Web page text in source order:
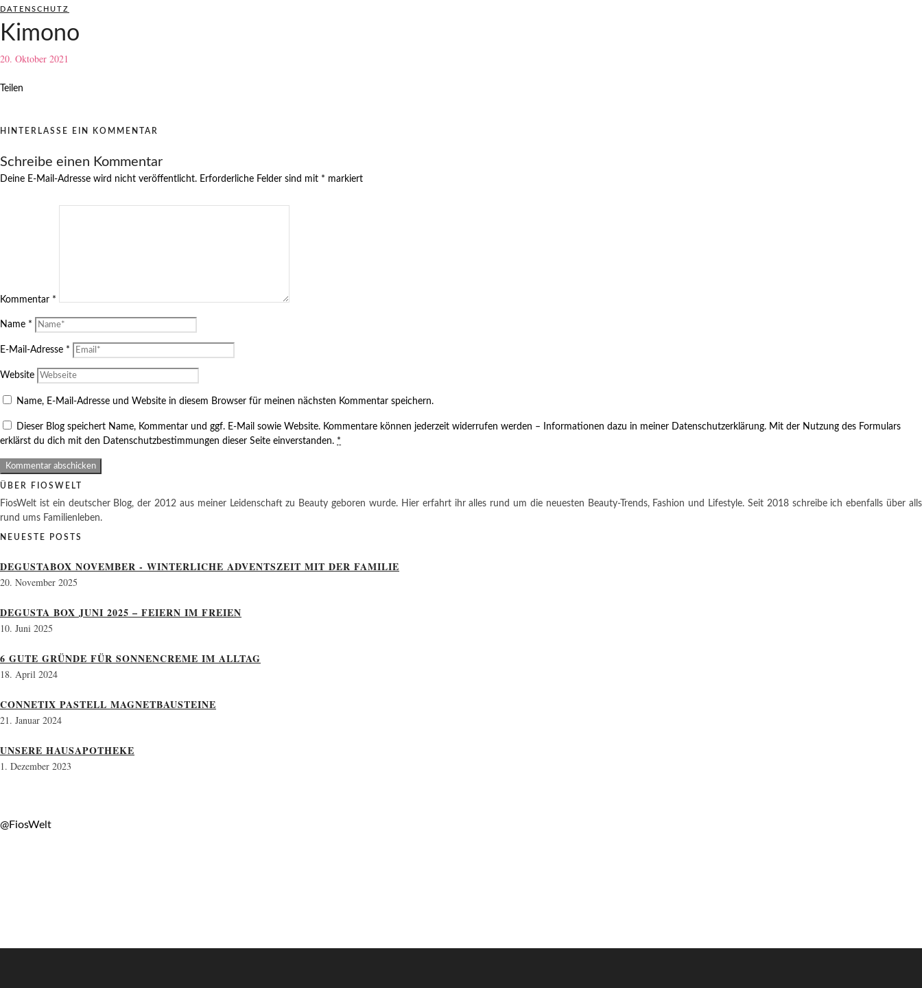
DATENSCHUTZ
Kimono
20. Oktober 2021
Teilen
HINTERLASSE EIN KOMMENTAR
Schreibe einen Kommentar
Deine E-Mail-Adresse wird nicht veröffentlicht. Erforderliche Felder sind mit * markiert
Kommentar *
Name *
E-Mail-Adresse *
Website
Name, E-Mail-Adresse und Website in diesem Browser für meinen nächsten Kommentar speichern.
Dieser Blog speichert Name, Kommentar und ggf. E-Mail sowie Website. Kommentare können jederzeit widerrufen werden – Informationen dazu in meiner Datenschutzerklärung. Mit der Nutzung des Formulars
erklärst du dich mit den Datenschutzbestimmungen dieser Seite einverstanden. *
ÜBER FIOSWELT
FiosWelt ist ein deutscher Blog, der 2012 aus meiner Leidenschaft zu Beauty geboren wurde. Hier erfahrt ihr alles rund um die neuesten Beauty-Trends, Fashion und Lifestyle. Seit 2018 schreibe ich ebenfalls über alls
rund ums Familienleben.
NEUESTE POSTS
DEGUSTABOX NOVEMBER - WINTERLICHE ADVENTSZEIT MIT DER FAMILIE
20. November 2025
DEGUSTA BOX JUNI 2025 – FEIERN IM FREIEN
10. Juni 2025
6 GUTE GRÜNDE FÜR SONNENCREME IM ALLTAG
18. April 2024
CONNETIX PASTELL MAGNETBAUSTEINE
21. Januar 2024
UNSERE HAUSAPOTHEKE
1. Dezember 2023
@FiosWelt